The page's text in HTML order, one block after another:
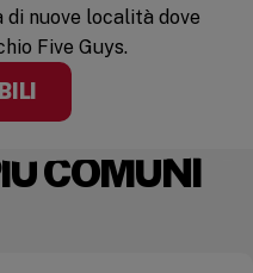
nuove località dove
Five Guys.
COMUNI